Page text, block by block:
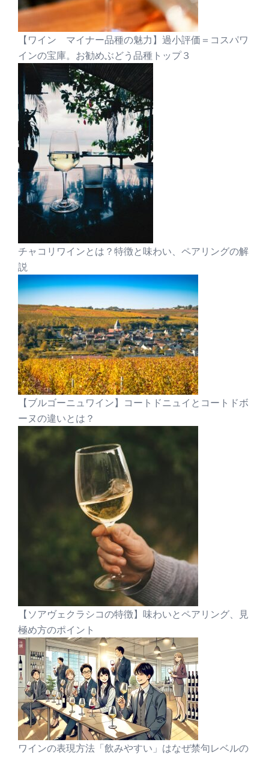
【ワイン マイナー品種の魅力】過小評価＝コスパワ
インの宝庫。お勧めぶどう品種トップ３
チャコリワインとは？特徴と味わい、ペアリングの解
説
【ブルゴーニュワイン】コートドニュイとコートドボ
ーヌの違いとは？
【ソアヴェクラシコの特徴】味わいとペアリング、見
極め方のポイント
ワインの表現方法「飲みやすい」はなぜ禁句レベルの